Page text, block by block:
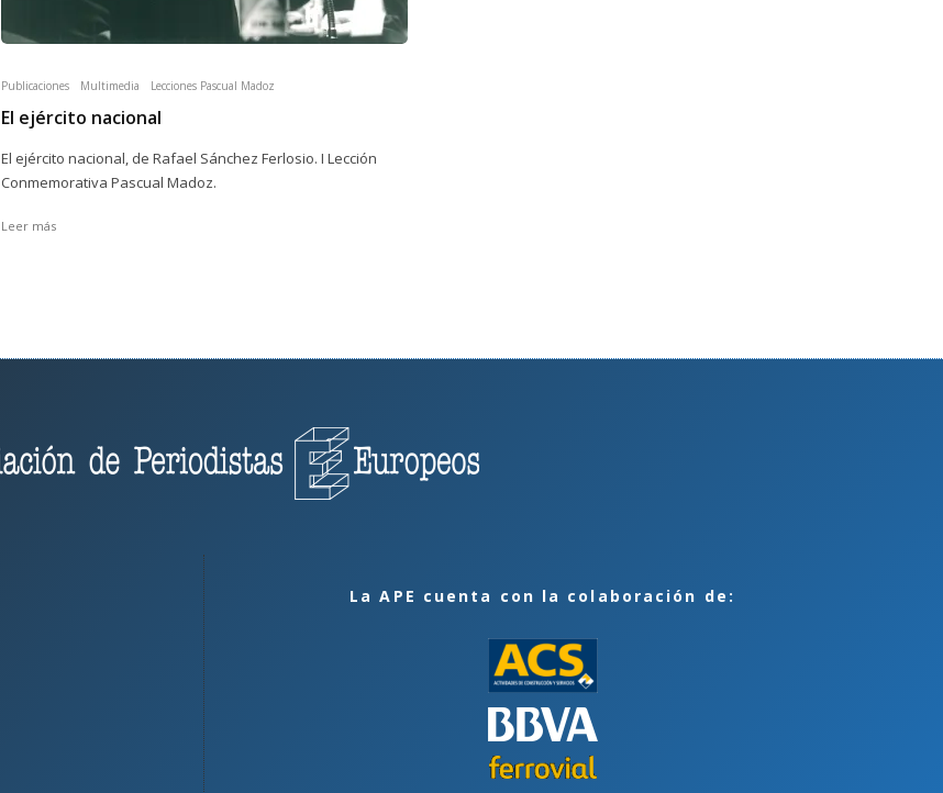
Publicaciones Multimedia Lecciones Pascual Madoz
El ejército nacional
El ejército nacional, de Rafael Sánchez Ferlosio. I Lección
Conmemorativa Pascual Madoz.
Leer más
La APE cuenta con la colaboración de: